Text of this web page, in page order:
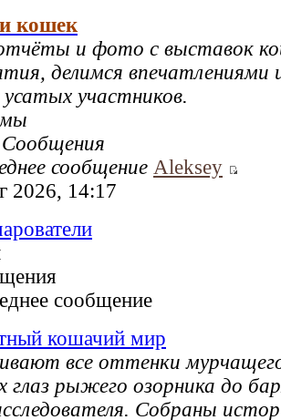
кошек
и фото с выставок
делимся впечатлениями
усатых участников.
Сообщения
сообщение Aleksey
2026, 14:17
сообщение
кошачий мир
все оттенки
глаз рыжего озорника до
Собраны